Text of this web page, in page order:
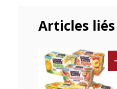
Articles liés